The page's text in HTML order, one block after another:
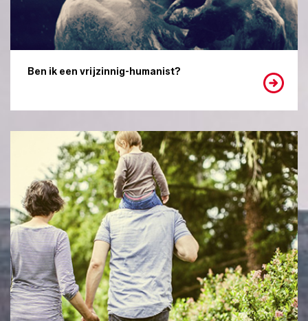
Ben ik een vrijzinnig-humanist?